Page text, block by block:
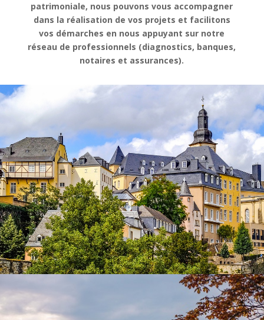
patrimoniale, nous pouvons vous accompagner
dans la réalisation de vos projets et facilitons
vos démarches en nous appuyant sur notre
réseau de professionnels (diagnostics, banques,
notaires et assurances).